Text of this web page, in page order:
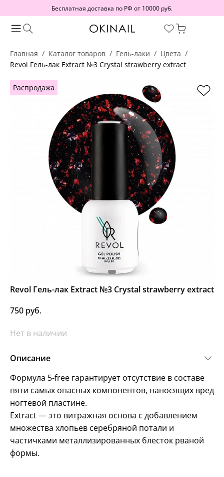
Бесплатная доставка по РФ от 10000 руб.
Главная Каталог товаров Гель-лаки
Цвета
Revol Гель-лак Extract №3 Crystal strawberry extract
Распродажа
Revol Гель-лак Extract №3 Crystal strawberry extract
750 руб.
Нет в наличии
Описание
Формула 5-free гарантирует отсутствие в составе
пяти самых опасных компонентов, наносящих вред
ногтевой пластине.
Extract — это витражная основа с добавлением
множества хлопьев серебряной потали и
частичками металлизированных блесток рваной
формы.